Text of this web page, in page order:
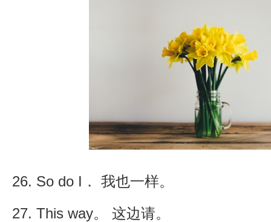
26. So do I． 我也一样。
27. This way。 这边请。